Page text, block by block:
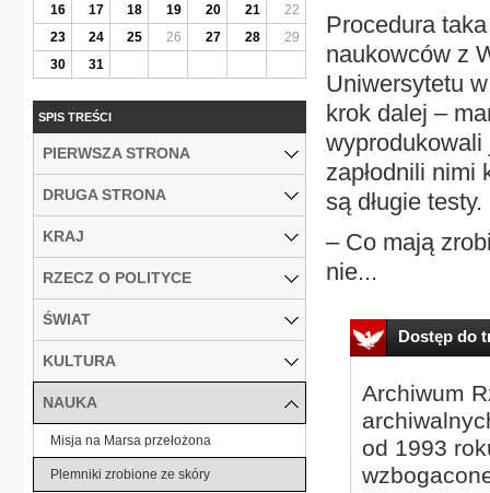
Procedura
naukowców z
Uniwersytetu
krok dalej –
zapłodnili
są długie
– Co mają
nie...
Dostęp do
Archiwum
od 1993
16
17 18 19 20 21
22
23
24 25 26 27 28
29
30
31
SPIS TREŚCI
PIERWSZA STRONA
DRUGA STRONA
KRAJ
RZECZ O POLITYCE
ŚWIAT
KULTURA
NAUKA
Misja na Marsa przełożona
Plemniki zrobione ze skóry